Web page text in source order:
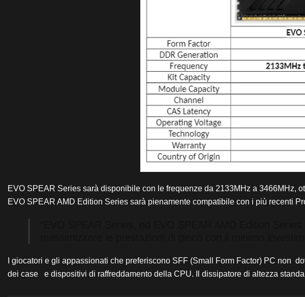
EVO SPEAR Series sarà disponibile con le frequenze da 2133MHz a
EVO SPEAR AMD Edition Series sarà pienamente compatibile con i più recenti
I giocatori e gli appassionati che preferiscono SFF (Small Form Factor) PC non
dei case e dispositivi di raffreddamento della CPU. Il dissipatore di altezza